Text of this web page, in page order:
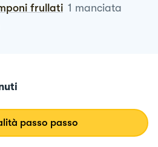
frullati 1 manciata
passo passo